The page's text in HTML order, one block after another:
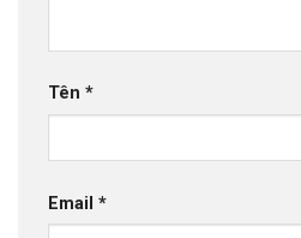
Tên *
Email *